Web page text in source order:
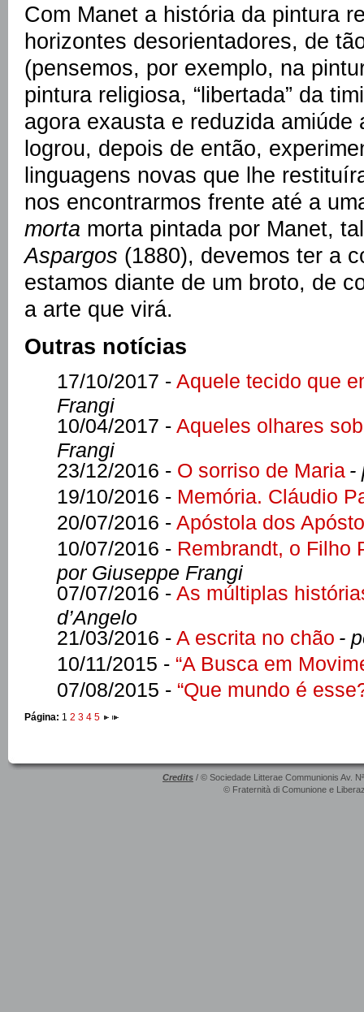
Com Manet a história da pintura
horizontes desorientadores, de
(pensemos, por exemplo, na
pintura religiosa, “libertada” da
agora exausta e reduzida
logrou, depois de então,
linguagens novas que lhe
nos encontrarmos frente até a
morta morta pintada por Manet,
Aspargos (1880), devemos ter a
estamos diante de um broto, de
a arte que virá.
Outras notícias
17/10/2017 - Aquele tecido que
Frangi
10/04/2017 - Aqueles olhares
Frangi
23/12/2016 - O sorriso de Maria -
19/10/2016 - Memória. Cláudio
20/07/2016 - Apóstola dos
10/07/2016 - Rembrandt, o Filho
por Giuseppe Frangi
07/07/2016 - As múltiplas
d’Angelo
21/03/2016 - A escrita no chão -
10/11/2015 - “A Busca em
07/08/2015 - “Que mundo é
Página: 1 2 3 4 5
Credits / © Sociedade Litterae Communionis Av.
© Fraternità di Comunione e